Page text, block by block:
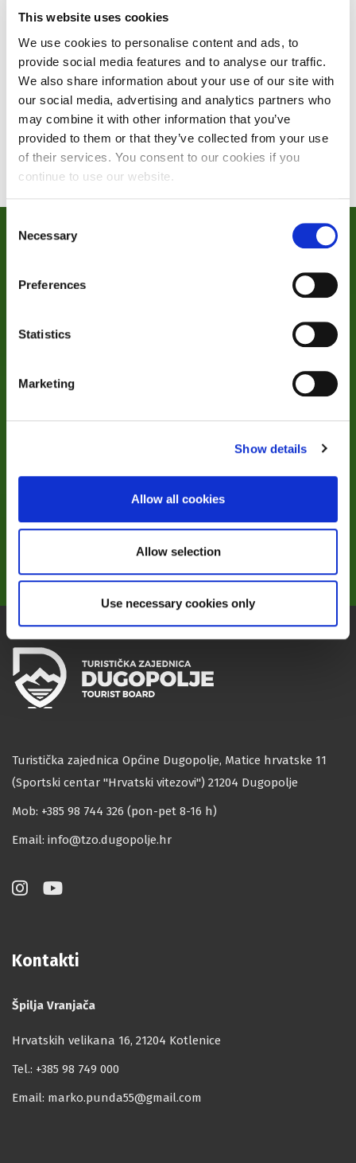
This website uses cookies
We use cookies to personalise content and ads, to
provide social media features and to analyse our traffic.
We also share information about your use of our site with
our social media, advertising and analytics partners who
may combine it with other information that you’ve
provided to them or that they’ve collected from your use
of their services. You consent to our cookies if you
continue to use our website.
Selection
Necessary
Preferences
Statistics
Marketing
Show details
Allow all cookies
Allow selection
Use necessary cookies only
srp
'Ljepota u kamenu - kamenitom'
Više
Ako imate bilo kakvih pitanja o Dugopolju samo nas
KONTAKTIRAJTE NAS
Turistička zajednica Općine Dugopolje, Matice hrvatske 11
(Sportski centar ''Hrvatski vitezovi'') 21204 Dugopolje
Mob: +385 98 744 326 (pon-pet 8-16 h)
Email: info@tzo.dugopolje.hr
Kontakti
Špilja Vranjača
Hrvatskih velikana 16, 21204 Kotlenice
Tel.: +385 98 749 000
Email: marko.punda55@gmail.com